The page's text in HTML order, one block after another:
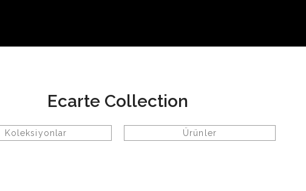
Ecarte Collection
Koleksiyonlar Ürünler